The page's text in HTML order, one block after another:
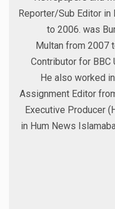
Reporter/Sub Editor in
to 2006. was
Multan from 2007
Contributor for BBC
He also worked
Assignment Editor
Executive Producer
in Hum News